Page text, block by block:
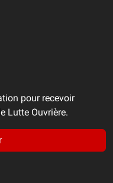
pour recevoir
Lutte Ouvrière.